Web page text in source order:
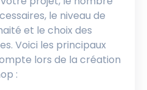
le niveau de
et le choix des
Voici les principaux
lors de la création
: